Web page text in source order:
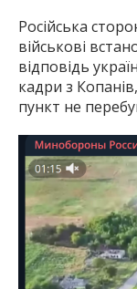
Російська
військові
відповідь
кадри з
пункт не